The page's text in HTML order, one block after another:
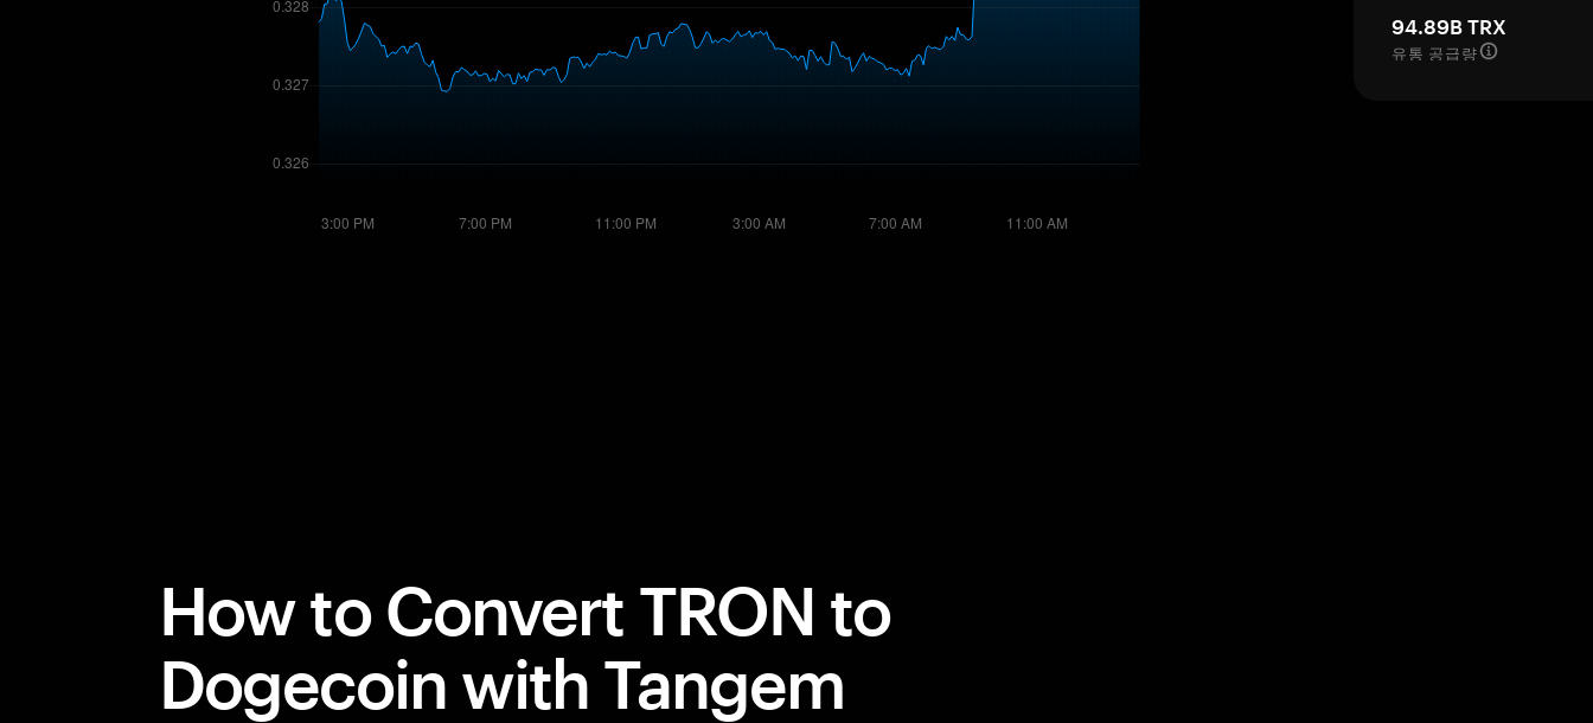
94.89B TRX
유통 공급량
How to Convert TRON to
Dogecoin with Tangem